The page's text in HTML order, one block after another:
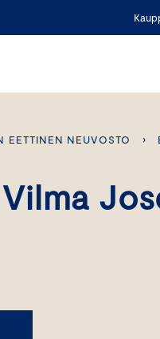
EETTINEN NEUVOSTO ›